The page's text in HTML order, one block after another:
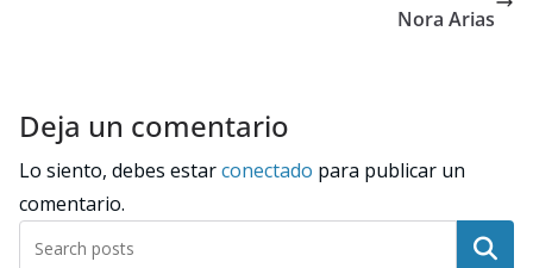
Nora Arias
Deja un comentario
Lo siento, debes estarconectado para publicar un
comentario.
Buscar